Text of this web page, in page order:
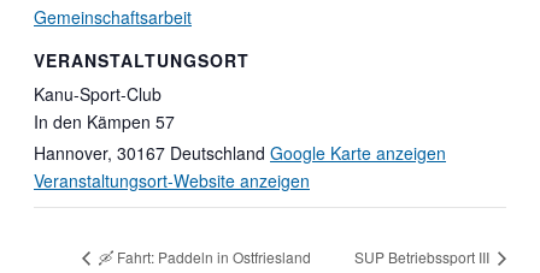
Gemeinschaftsarbeit
VERANSTALTUNGSORT
Kanu-Sport-Club
In den Kämpen 57
Hannover, 30167 Deutschland Google Karte anzeigen
Veranstaltungsort-Website anzeigen
🛶 Fahrt: Paddeln in Ostfriesland SUP Betriebssport III